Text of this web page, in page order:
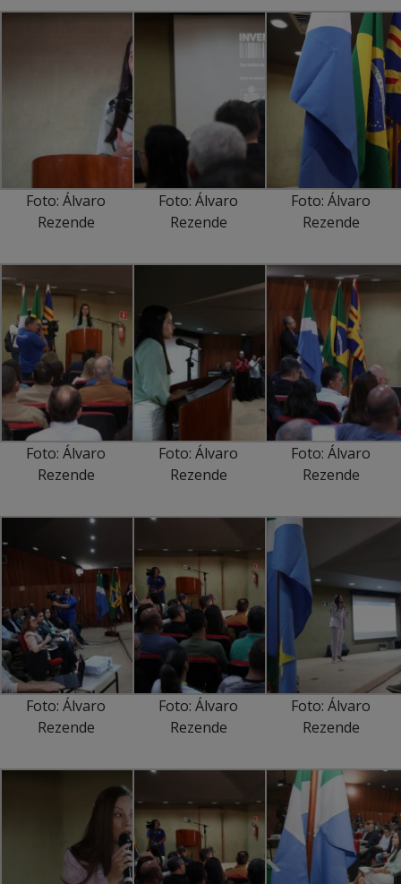
Foto: Álvaro
Rezende
Foto: Álvaro
Rezende
Foto: Álvaro
Rezende
Foto: Álvaro
Rezende
Foto: Álvaro
Rezende
Foto: Álvaro
Rezende
Foto: Álvaro
Rezende
Foto: Álvaro
Rezende
Foto: Álvaro
Rezende